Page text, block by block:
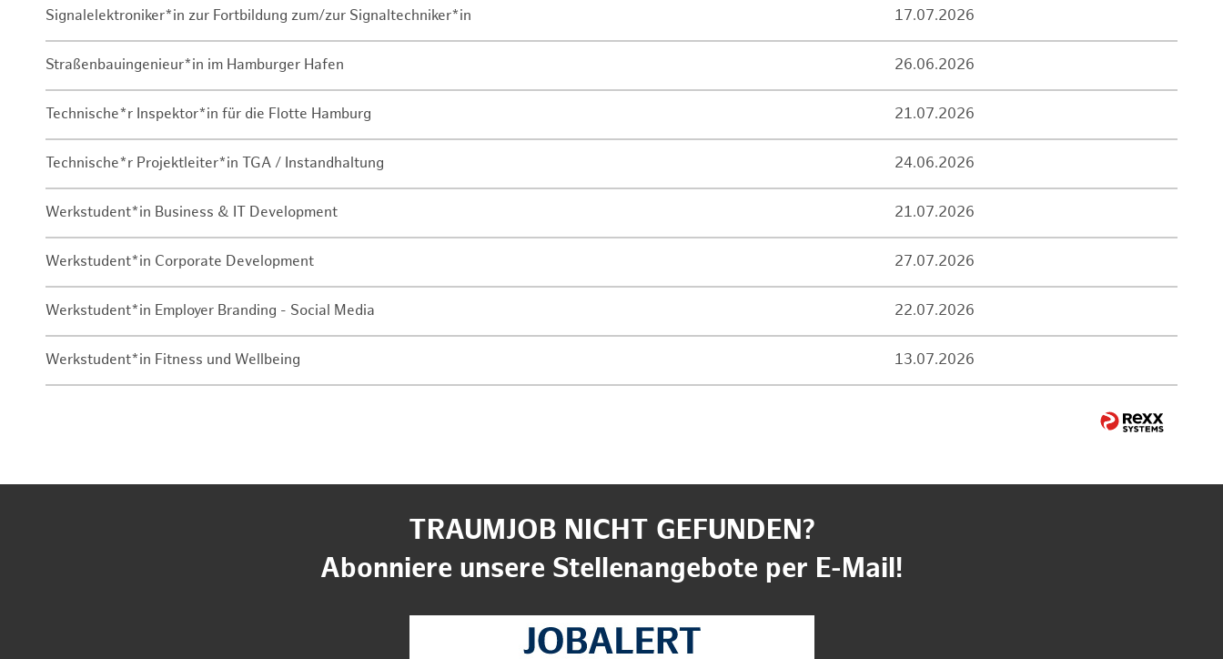
Signalelektroniker*in zur Fortbildung zum/zur Signaltechniker*in 17.07.2026
Straßenbauingenieur*in im Hamburger Hafen 26.06.2026
Technische*r Inspektor*in für die Flotte Hamburg 21.07.2026
Technische*r Projektleiter*in TGA / Instandhaltung 24.06.2026
Werkstudent*in Business & IT Development 21.07.2026
Werkstudent*in Corporate Development 27.07.2026
Werkstudent*in Employer Branding - Social Media 22.07.2026
Werkstudent*in Fitness und Wellbeing 13.07.2026
TRAUMJOB NICHT GEFUNDEN?
Abonniere unsere Stellenangebote per E-Mail!